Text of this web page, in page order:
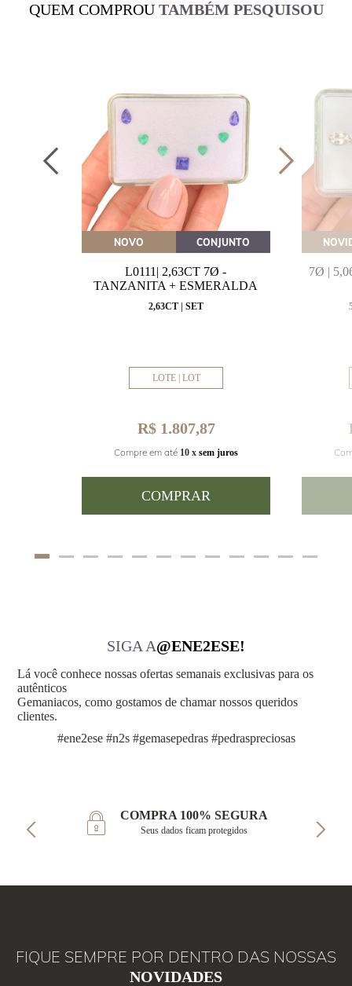
QUEM COMPROU TAMBÉM PESQUISOU
NOVO CONJUNTO
L0111| 2,63CT 7Ø -
TANZANITA + ESMERALDA
2,63CT | SET
LOTE | LOT
R$ 1.807,87
Compre em até 10 x sem juros
COMPRAR
7Ø |
SIGA A@ENE2ESE!
Lá você conhece nossas ofertas semanais exclusivas para os
autênticos
Gemaniacos, como gostamos de chamar nossos queridos
clientes.
#ene2ese #n2s #gemasepedras #pedraspreciosas
COMPRA 100% SEGURA
Seus dados ficam protegidos
FIQUE SEMPRE POR DENTRO DAS NOSSAS
NOVIDADES